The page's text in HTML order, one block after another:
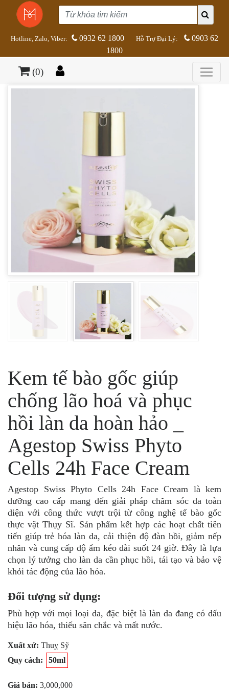
Hotline, Zalo, Viber: 0932 62 1800 Hỗ Trợ Đại Lý:
0903 62
1800
(0)
Kem tế bào gốc giúp
chống lão hoá và phục
hồi làn da hoàn hảo _
Agestop Swiss Phyto
Cells 24h Face Cream
Agestop Swiss Phyto Cells 24h Face Cream là kem
dưỡng cao cấp mang đến giải pháp chăm sóc da toàn
diện với công thức vượt trội từ công nghệ tế bào gốc
thực vật Thụy Sĩ. Sản phẩm kết hợp các hoạt chất tiên
tiến giúp trẻ hóa làn da, cải thiện độ đàn hồi, giảm nếp
nhăn và cung cấp độ ẩm kéo dài suốt 24 giờ. Đây là lựa
chọn lý tưởng cho làn da cần phục hồi, tái tạo và bảo vệ
khỏi tác động của lão hóa.
Đối tượng sử dụng:
Phù hợp với mọi loại da, đặc biệt là làn da đang có dấu
hiệu lão hóa, thiếu săn chắc và mất nước.
Xuất xứ: Thuỵ Sỹ
Quy cách:
50ml
Giá bán: 3,000,000